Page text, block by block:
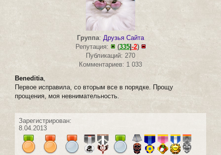
Группа: Друзья Сайта
Репутация:
(335|-2)
Публикаций: 270
Комментариев: 1 033
Beneditia
Первое исправила, со вторым все в порядке. Прощу
прощения, моя невнимательность.
Зарегистрирован:
8.04.2013